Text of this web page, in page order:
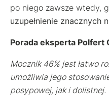
po niego zawsze wtedy,
uzupełnienie znacznych
Porada eksperta Polfert
Mocznik 46% jest łatwo
umożliwia jego
posypowej, jak i dolistnej.